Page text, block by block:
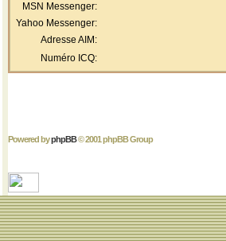
MSN Messenger:
Yahoo Messenger:
Adresse AIM:
Numéro ICQ:
Powered byphpBB© 2001 phpBB Group